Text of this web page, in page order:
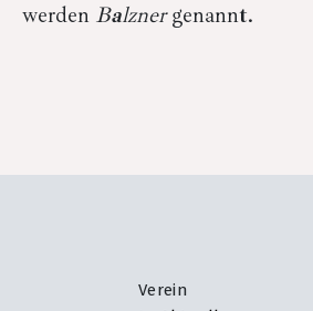
werden Balznergenannt.
Verein